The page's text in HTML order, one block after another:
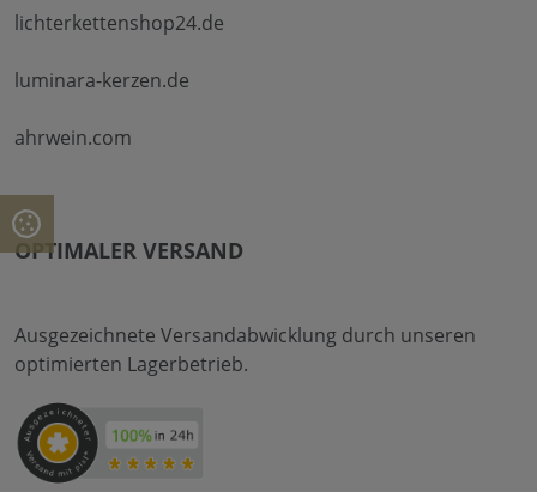
lichterkettenshop24.de
luminara-kerzen.de
ahrwein.com
OPTIMALER VERSAND
Ausgezeichnete Versandabwicklung durch unseren
optimierten Lagerbetrieb.